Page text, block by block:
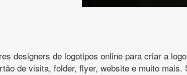
designers de logotipos online para criar a
de visita, folder, flyer, website e muito